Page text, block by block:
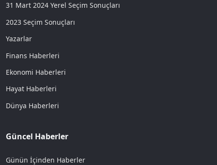
31 Mart 2024 Yerel Seçim Sonuçları
2023 Seçim Sonuçları
Yazarlar
Finans Haberleri
Ekonomi Haberleri
Hayat Haberleri
Dünya Haberleri
Güncel Haberler
Günün İçinden Haberler